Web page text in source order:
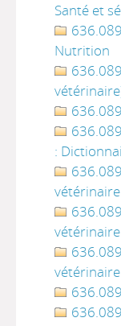
Santé et
Nutrition
:
vétérinaire
vétérinaire